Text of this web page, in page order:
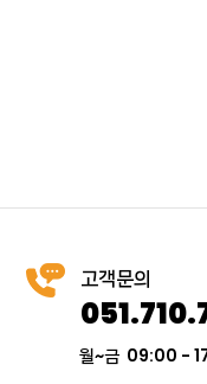
고객문의
월~금 09:00 -